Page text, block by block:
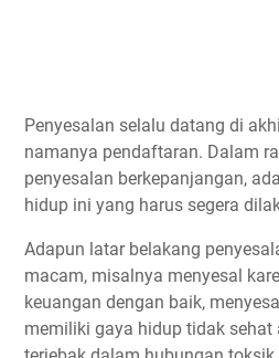
Penyesalan selalu datang di
namanya pendaftaran. Dalam
penyesalan berkepanjangan,
hidup ini yang harus segera
Adapun latar belakang
macam, misalnya menyesal
keuangan dengan baik,
memiliki gaya hidup tidak sehat